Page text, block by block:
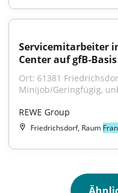
Servicemitarbeiter
Center auf gfB-
Ort: 61381
Minijob/Geringfügig,
REWE Group
Friedrichsdorf, Raum